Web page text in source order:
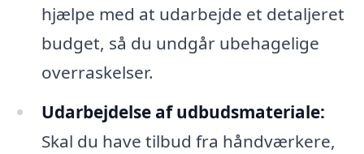
hjælpe med at udarbejde et detaljeret
budget, så du undgår ubehagelige
overraskelser.
Udarbejdelse af udbudsmateriale:
Skal du have tilbud fra håndværkere,